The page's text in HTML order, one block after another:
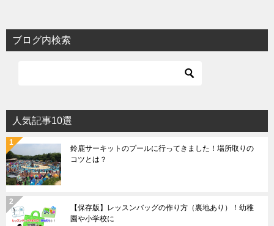
ブログ内検索
人気記事10選
鈴鹿サーキットのプールに行ってきました！場所取りの
コツとは？
【保存版】レッスンバッグの作り方（裏地あり）！幼稚
園や小学校に